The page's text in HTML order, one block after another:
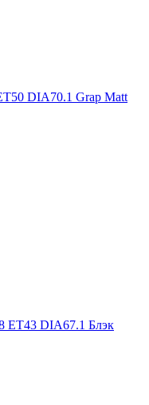
DIA70.1 Grap Matt
ET43 DIA67.1 Блэк